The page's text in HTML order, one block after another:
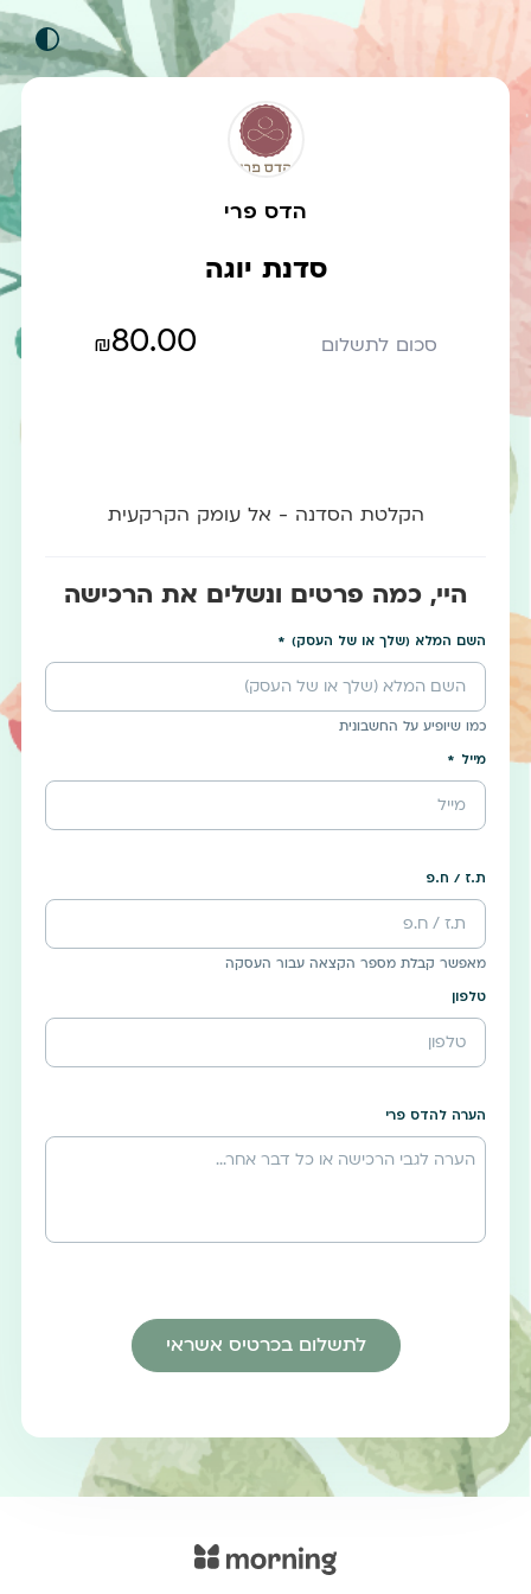
הדס פרי
סדנת יוגה
סכום לתשלום ₪80.00
הקלטת הסדנה - אל עומק הקרקעית
היי, כמה פרטים ונשלים את הרכישה
השם המלא (שלך או של העסק)
כמו שיופיע על החשבונית
מייל
ת.ז / ח.פ
מאפשר קבלת מספר הקצאה עבור העסקה
טלפון
הערה להדס פרי
לתשלום בכרטיס אשראי